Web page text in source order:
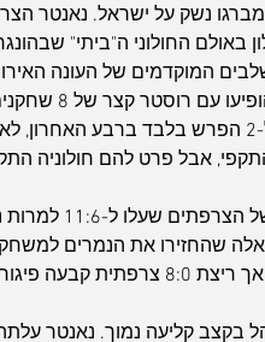
נשק על ישראל. נאנטר
המוקדמים של העונה
וחנוכי
שהצליחו לצמק ל-2 הפרש בלבד ברבע
אבל פרט להם חולוניה
הפתיחה
שהחזירו את הנמרים למשחק